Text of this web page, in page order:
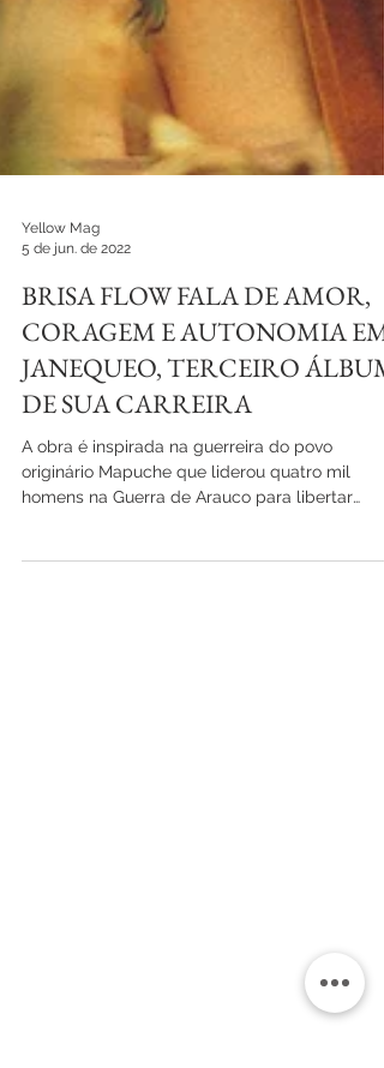
BRISA FLOW FALA DE AMOR,
CORAGEM E AUTONOMIA EM
JANEQUEO, TERCEIRO ÁLBUM
DE SUA CARREIRA
A obra é inspirada na guerreira do povo
originário Mapuche que liderou quatro mil